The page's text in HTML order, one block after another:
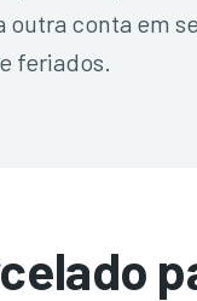
conta em
feriados.